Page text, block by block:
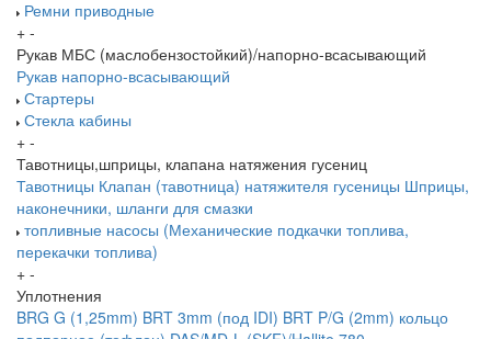
Ремни приводные
+ -
Рукав МБС (маслобензостойкий)/напорно-всасывающий
Рукав напорно-всасывающий
Стартеры
Стекла кабины
+ -
Тавотницы,шприцы, клапана натяжения гусениц
Тавотницы Клапан (тавотница) натяжителя гусеницы Шприцы,
наконечники, шланги для смазки
топливные насосы (Механические подкачки топлива,
перекачки топлива)
+ -
Уплотнения
BRG G (1,25mm) BRT 3mm (под IDI) BRT P/G (2mm) кольцо